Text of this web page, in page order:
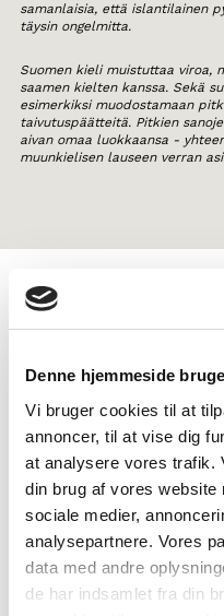
Denne hjemmeside
Vi bruger cookies til at
annoncer, til at vise dig
at analysere vores trafik.
din brug af vores
sociale medier,
analysepartnere. Vores
data med andre
de har indsamlet fra din
Pohjoismaisten kielten
samanlaisia, että islantilainen
täysin ongelmitta.
Suomen kieli muistuttaa viroa,
saamen kielten kanssa. Sekä
esimerkiksi muodostamaan
taivutuspäätteitä. Pitkien
aivan omaa luokkaansa -
muunkielisen lauseen verran